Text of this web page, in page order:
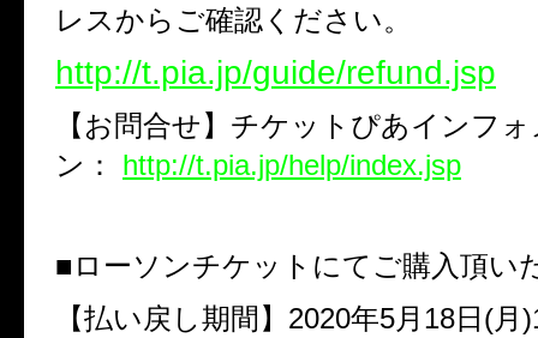
レスからご確認ください。
http://t.pia.jp/guide/refund.jsp
【お問合せ】チケットぴあインフ
ン：
http://t.pia.jp/help/index.jsp
■ローソンチケットにてご購入頂い
【払い戻し期間】 2020年5月 18日 (月